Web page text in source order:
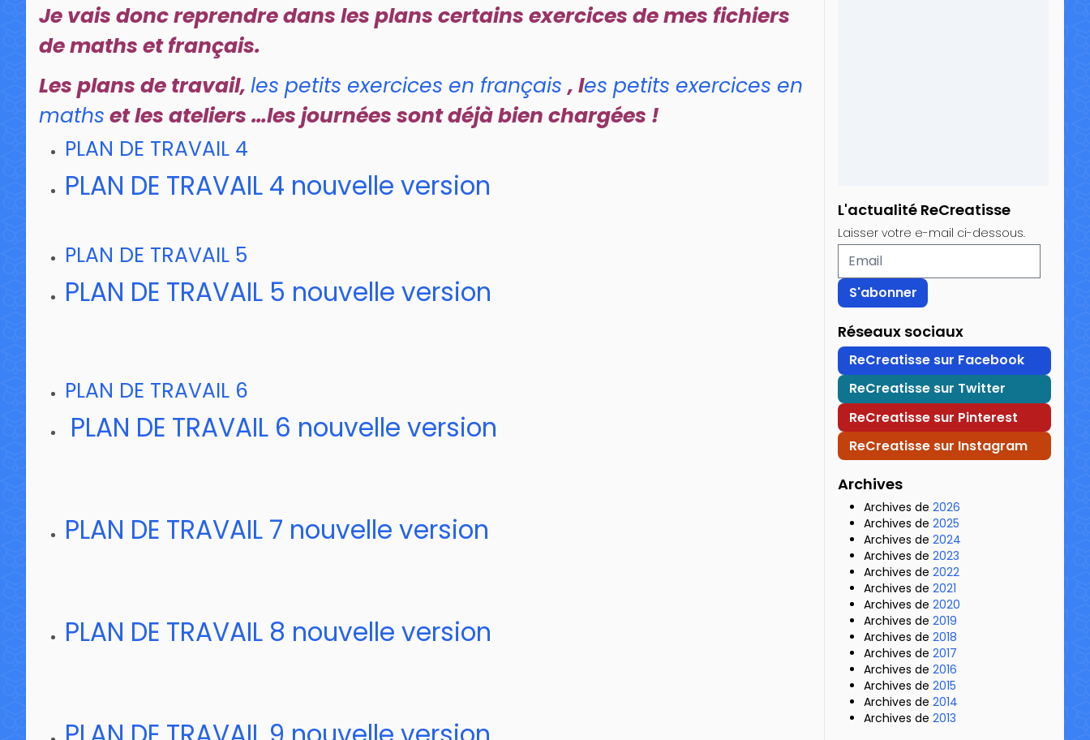
Je vais donc reprendre dans les plans certains exercices de mes fichiers
de maths et français.
Les plans de travail, les petits exercices en français, les petits exercices en
maths et les ateliers …les journées sont déjà bien chargées !
PLAN DE TRAVAIL 4
PLAN DE TRAVAIL 4 nouvelle version
PLAN DE TRAVAIL 5
PLAN DE TRAVAIL 5 nouvelle version
PLAN DE TRAVAIL 6
PLAN DE TRAVAIL 6 nouvelle version
PLAN DE TRAVAIL 7 nouvelle version
PLAN DE TRAVAIL 8 nouvelle version
L'actualité ReCreatisse
Laisser votre e-mail ci-dessous.
Réseaux sociaux
ReCreatisse sur Facebook
ReCreatisse sur Twitter
ReCreatisse sur Pinterest
ReCreatisse sur Instagram
Archives
Archives de 2026
Archives de 2025
Archives de 2024
Archives de 2023
Archives de 2022
Archives de 2021
Archives de 2020
Archives de 2019
Archives de 2018
Archives de 2017
Archives de 2016
Archives de 2015
Archives de 2014
Archives de 2013